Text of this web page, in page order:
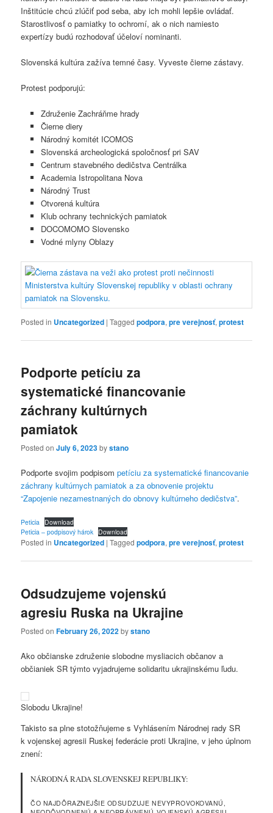
Inštitúcie chcú zlúčiť pod seba, aby ich mohli lepšie ovládať.
Starostlivosť o pamiatky to ochromí, ak o nich namiesto
expertízy budú rozhodovať účeloví nominanti.
Slovenská kultúra zažíva temné časy. Vyveste čierne zástavy.
Protest podporujú:
Združenie Zachráňme hrady
Čierne diery
Národný komitét ICOMOS
Slovenská archeologická spoločnosť pri SAV
Centrum stavebného dedičstva Centrálka
Academia Istropolitana Nova
Národný Trust
Otvorená kultúra
Klub ochrany technických pamiatok
DOCOMOMO Slovensko
Vodné mlyny Oblazy
Posted in Uncategorized |Tagged podpora,pre verejnosť,protest
Podporte petíciu za
systematické financovanie
záchrany kultúrnych
pamiatok
Posted onJuly 6, 2023bystano
Podporte svojim podpisompetíciu za systematické financovanie
záchrany kultúrnych pamiatok a za obnovenie projektu
“Zapojenie nezamestnaných do obnovy kultúrneho dedičstva”.
Peticia Download
Peticia – podpisový hárok Download
Posted in Uncategorized |Tagged podpora,pre verejnosť,protest
Odsudzujeme vojenskú
agresiu Ruska na Ukrajine
Posted onFebruary 26, 2022bystano
Ako občianske združenie slobodne mysliacich občanov a
občianiek SR týmto vyjadrujeme solidaritu ukrajinskému ľudu.
Slobodu Ukrajine!
Takisto sa plne stotožňujeme s Vyhlásením Národnej rady SR
k vojenskej agresii Ruskej federácie proti Ukrajine, v jeho úplnom
znení:
NÁRODNÁ RADA SLOVENSKEJ REPUBLIKY:
ČO NAJDÔRAZNEJŠIE ODSUDZUJE NEVYPROVOKOVANÚ,